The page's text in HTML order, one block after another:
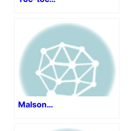
Malson…